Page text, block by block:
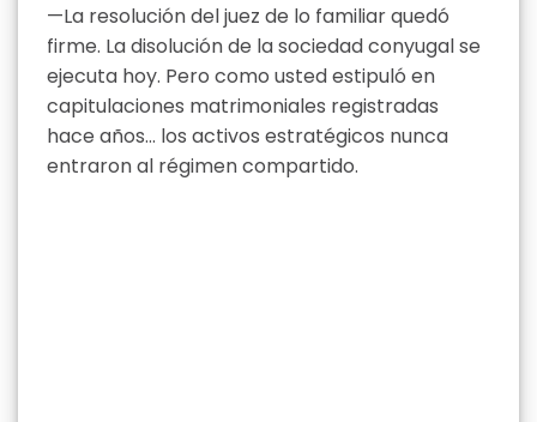
—La resolución del juez de lo familiar quedó
firme. La disolución de la sociedad conyugal se
ejecuta hoy. Pero como usted estipuló en
capitulaciones matrimoniales registradas
hace años… los activos estratégicos nunca
entraron al régimen compartido.